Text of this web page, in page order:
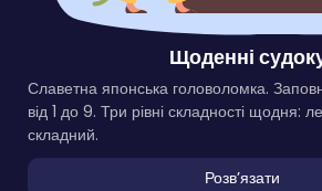
Щоденні
Славетна японська головоломка.
від 1 до 9. Три рівні складності щодня:
складний.
Розвʼязати